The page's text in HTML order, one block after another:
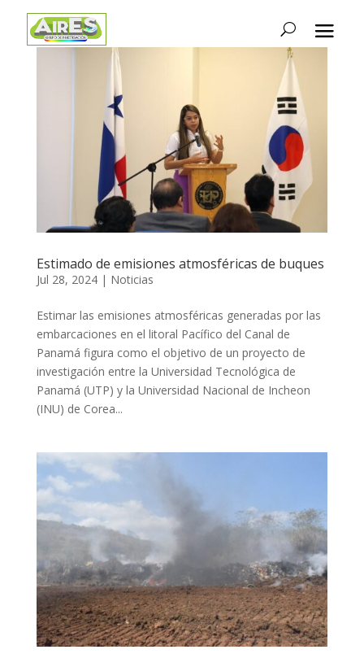
Estimado de emisiones atmosféricas de buques
Jul 28, 2024| Noticias
Estimar las emisiones atmosféricas generadas por las
embarcaciones en el litoral Pacífico del Canal de
Panamá figura como el objetivo de un proyecto de
investigación entre la Universidad Tecnológica de
Panamá (UTP) y la Universidad Nacional de Incheon
(INU) de Corea...